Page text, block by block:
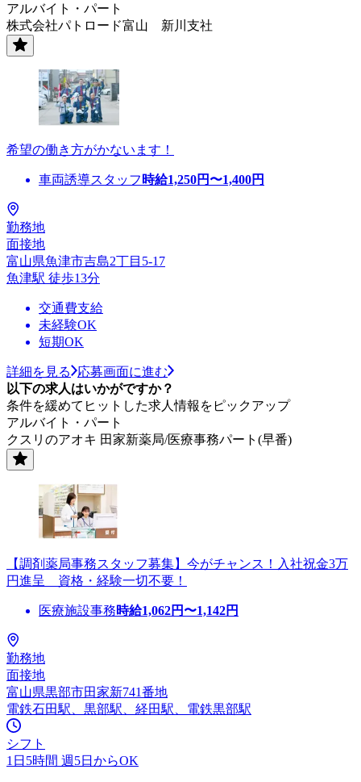
アルバイト・パート
株式会社パトロード富山 新川支社
希望の働き方がかないます！
車両誘導スタッフ 時給1,250円〜1,400円
勤務地
面接地
富山県魚津市吉島2丁目5-17
魚津駅 徒歩13分
交通費支給
未経験OK
短期OK
詳細を見る
応募画面に進む
以下の求人はいかがですか？
条件を緩めてヒットした求人情報をピックアップ
アルバイト・パート
クスリのアオキ 田家新薬局/医療事務パート(早番)
【調剤薬局事務スタッフ募集】今がチャンス！入社祝金3万
円進呈 資格・経験一切不要！
医療施設事務時給1,062円〜1,142円
勤務地
面接地
富山県黒部市田家新741番地
電鉄石田駅、黒部駅、経田駅、電鉄黒部駅
シフト
1日5時間 週5日からOK